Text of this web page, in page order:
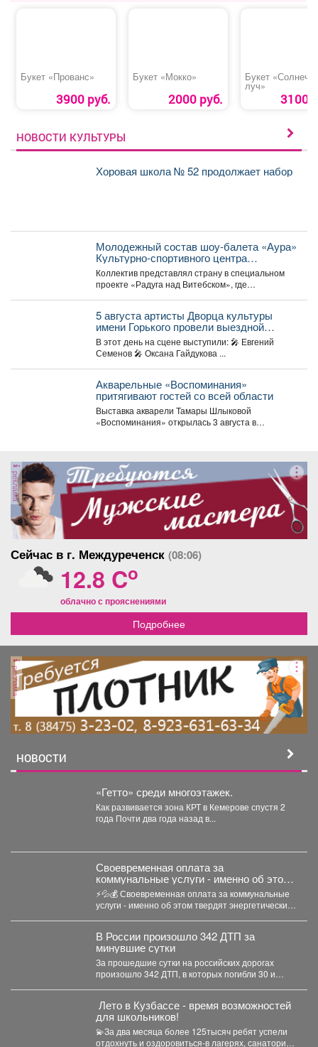
Букет «Прованс»
3900 руб.
Букет «Мокко»
2000 руб.
Букет
луч»
3100
НОВОСТИ КУЛЬТУРЫ
Хоровая школа № 52 продолжает набор
Молодежный состав шоу-балета «Аура»
Культурно-спортивного центра
металлургов победил в международном
конкурсе «Славянский базар» в
Витебске.
Коллектив представлял страну в специальном
проекте «Радуга над Витебском», где
5 августа артисты Дворца культуры
имени Горького провели выездной
концерт в реабилитационном центре
«Топаз».
В этот день на сцене выступили: 🎤 Евгений
Семенов 🎤 Оксана Гайдукова ...
Акварельные «Воспоминания»
притягивают гостей со всей области
Выставка акварели Тамары Шлыковой
«Воспоминания» открылась 3 августа в
реклама
Сейчас в г. Междуреченск (08:06)
12.8 Co
облачно с прояснениями
Подробнее
реклама
НОВОСТИ
«Гетто» среди многоэтажек.
Как развивается зона КРТ в Кемерове спустя 2
года Почти два года назад в...
Своевременная оплата за
коммунальные услуги - именно об этом
твердят энергетические компании.
⚡💦💰 Своевременная оплата за коммунальные
услуги - именно об этом твердят энергетические
В России произошло 342 ДТП за
минувшие сутки
За прошедшие сутки на российских дорогах
произошло 342 ДТП, в которых погибли 30 и
️ Лето в Кузбассе - время возможностей
для школьников!
💫За два месяца более 125тысяч ребят успели
отдохнуть и оздоровиться-в лагерях, санаториях